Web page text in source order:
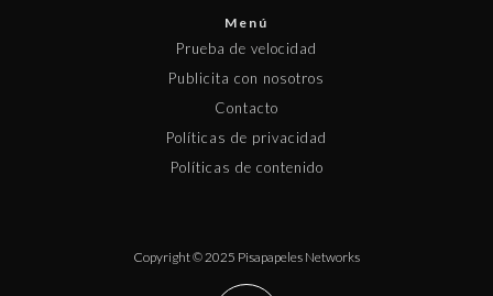
Menú
Prueba de velocidad
Publicita con nosotros
Contacto
Políticas de privacidad
Políticas de contenido
Copyright © 2025 Pisapapeles Networks